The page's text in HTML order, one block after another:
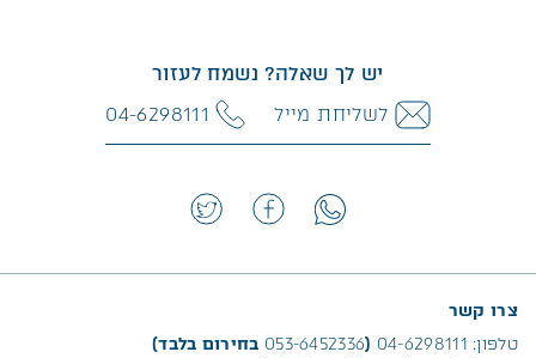
וחשוב להם לשמור על חיות הבר, מוזמנים להיות חלק מתכנית
בינלאומית של מעורבות נוער בפארקים ושמורות טבע
בפארק רמת הנדיב- "Junior Ra...
יש לך שאלה? נשמח לעזור
לשליחת מייל
04-6298111
צרו קשר
טלפון: 04-6298111
(
053-6452336 בחירום בלבד)